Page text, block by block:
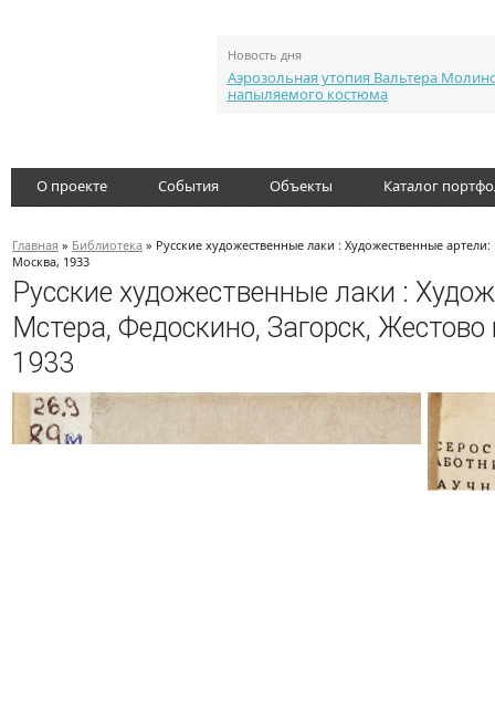
Новость дня
Аэрозольная утопия Вальтера
напыляемого костюма
О проекте События Объекты Каталог
Главная » Библиотека » Русские художественные лаки : Художественные
Москва, 1933
Русские художественные лаки :
Мстера, Федоскино, Загорск,
1933